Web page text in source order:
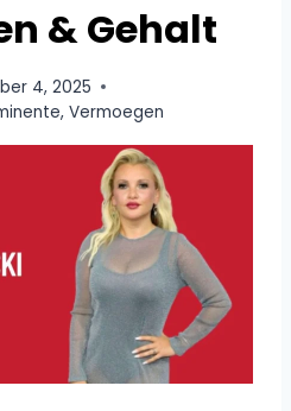
& Gehalt
4, 2025
, Vermoegen